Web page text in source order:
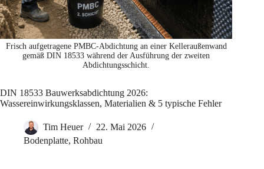
Frisch aufgetragene PMBC-Abdichtung an einer Kelleraußenwand
gemäß DIN 18533 während der Ausführung der zweiten
Abdichtungsschicht.
DIN 18533 Bauwerksabdichtung 2026:
Wassereinwirkungsklassen, Materialien & 5 typische Fehler
Tim Heuer
22. Mai 2026
Bodenplatte, Rohbau